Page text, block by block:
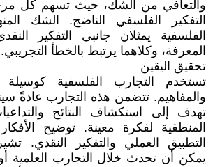
والتعافي من الشك، حيث تسهم كل
التفكير الفلسفي الناضج. الشك
الفلسفية يمثلان جانبي التفكير
المعرفة، وكلاهما يرتبط بالخطأ التجريبي.
تحقيق اليقين
تستخدم التجارب الفلسفية كوسيلة
والمفاهيم. تتضمن هذه التجارب عادةً
تهدف إلى استكشاف النتائج
المنطقية لفكرة معينة. توضيح
التطبيق العملي والتفكير النقدي.
يمكن أن تحدث خلال التجارب العلمية